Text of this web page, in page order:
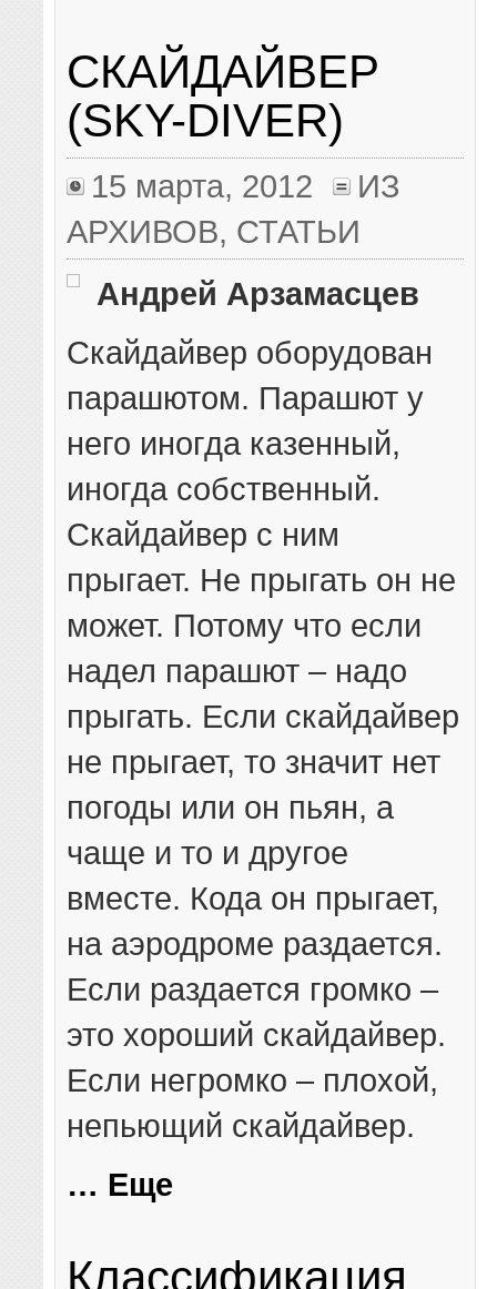
СКАЙДАЙВЕР
(SKY-DIVER)
15 марта, 2012
ИЗ
АРХИВОВ, СТАТЬИ
Андрей Арзамасцев
Скайдайвер оборудован
парашютом. Парашют у
него иногда казенный,
иногда собственный.
Скайдайвер с ним
прыгает. Не прыгать он не
может. Потому что если
надел парашют – надо
прыгать. Если скайдайвер
не прыгает, то значит нет
погоды или он пьян, а
чаще и то и другое
вместе. Кода он прыгает,
на аэродроме раздается.
Если раздается громко –
это хороший скайдайвер.
Если негромко – плохой,
непьющий скайдайвер.
… Еще
Классификация